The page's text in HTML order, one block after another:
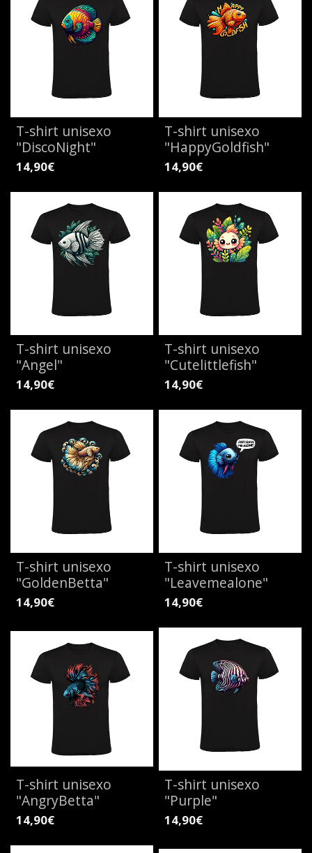
T-shirt unisexo
"DiscoNight"
14,90€
T-shirt unisexo
"HappyGoldfish"
14,90€
T-shirt unisexo
"Angel"
14,90€
T-shirt unisexo
"Cutelittlefish"
14,90€
T-shirt unisexo
"GoldenBetta"
14,90€
T-shirt unisexo
"Leavemealone"
14,90€
T-shirt unisexo
"AngryBetta"
14,90€
T-shirt unisexo
"Purple"
14,90€